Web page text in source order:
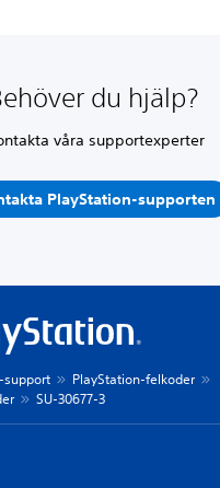
du hjälp?
våra supportexperter
PlayStation-supporten
support
PlayStation-felkoder
SU-30677-3